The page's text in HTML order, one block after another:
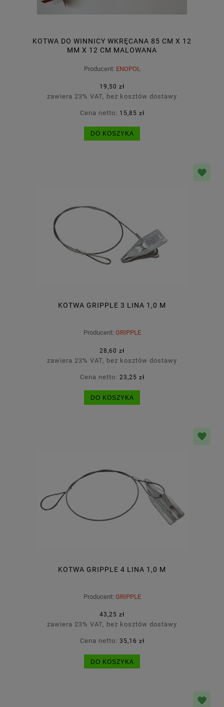
KOTWA DO WINNICY WKRĘCANA 85 CM X 12
MM X 12 CM MALOWANA
Producent: ENOPOL
19,50 zł
zawiera 23% VAT, bez kosztów dostawy
Cena netto: 15,85 zł
DO KOSZYKA
KOTWA GRIPPLE 3 LINA 1,0 M
Producent: GRIPPLE
28,60 zł
zawiera 23% VAT, bez kosztów dostawy
Cena netto: 23,25 zł
DO KOSZYKA
KOTWA GRIPPLE 4 LINA 1,0 M
Producent: GRIPPLE
43,25 zł
zawiera 23% VAT, bez kosztów dostawy
Cena netto: 35,16 zł
DO KOSZYKA